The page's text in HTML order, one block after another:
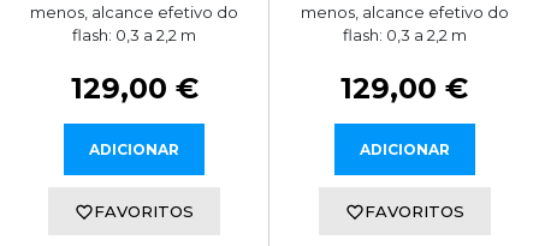
menos, alcance efetivo do
flash: 0,3 a 2,2 m
129,00 €
ADICIONAR
FAVORITOS
menos, alcance efetivo do
flash: 0,3 a 2,2 m
129,00 €
ADICIONAR
FAVORITOS